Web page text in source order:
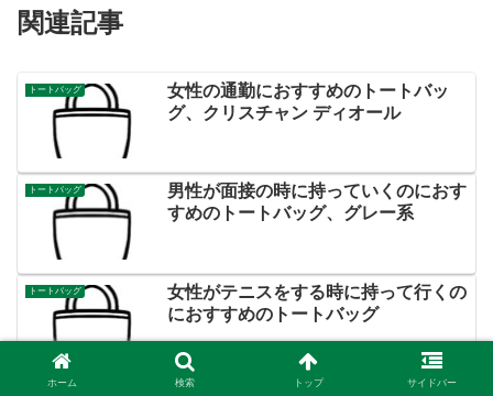
関連記事
トートバッグ
女性の通勤におすすめのトートバッ
グ、クリスチャン ディオール
トートバッグ
男性が面接の時に持っていくのにおす
すめのトートバッグ、グレー系
トートバッグ
女性がテニスをする時に持って行くの
におすすめのトートバッグ
ホーム 検索 トップ サイドバー